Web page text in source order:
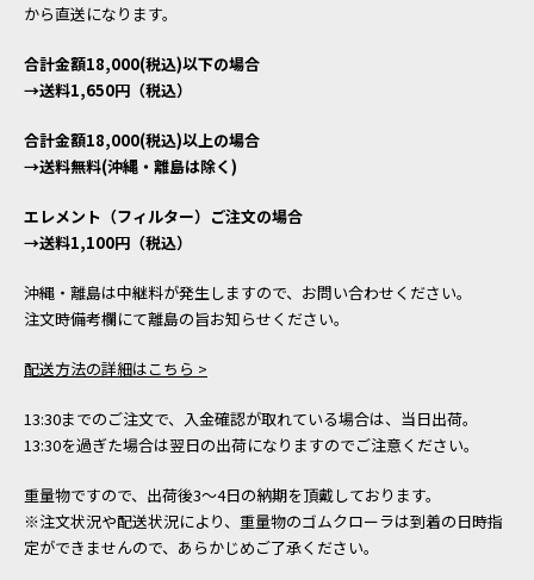
から直送になります。
合計金額18,000(税込)以下の場合
→送料1,650円（税込）
合計金額18,000(税込)以上の場合
→送料無料(沖縄・離島は除く)
エレメント（フィルター）ご注文の場合
→送料1,100円（税込）
沖縄・離島は中継料が発生しますので、お問い合わせください。
注文時備考欄にて離島の旨お知らせください。
配送方法の詳細はこちら >
13:30までのご注文で、入金確認が取れている場合は、当日出荷。
13:30を過ぎた場合は翌日の出荷になりますのでご注意ください。
重量物ですので、出荷後3～4日の納期を頂戴しております。
※注文状況や配送状況により、重量物のゴムクローラは到着の日時指
定ができませんので、あらかじめご了承ください。